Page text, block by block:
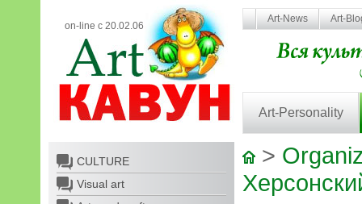
on-line с 20.02.06
Art-News Art-
Art-Personality
CULTURE
Visual art
>